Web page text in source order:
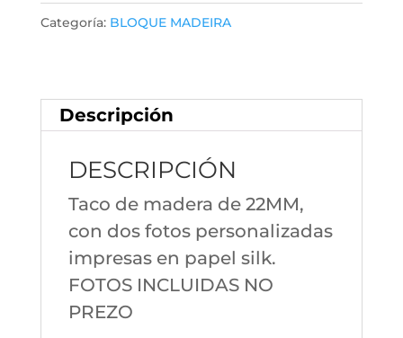
Categoría: BLOQUE MADEIRA
Descripción
DESCRIPCIÓN
Taco de madera de 22MM,
con dos fotos personalizadas
impresas en papel silk.
FOTOS INCLUIDAS NO
PREZO